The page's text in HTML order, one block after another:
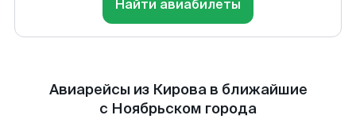
Найти авиабилеты
Авиарейсы из Кирова в ближайшие
с Ноябрьском города